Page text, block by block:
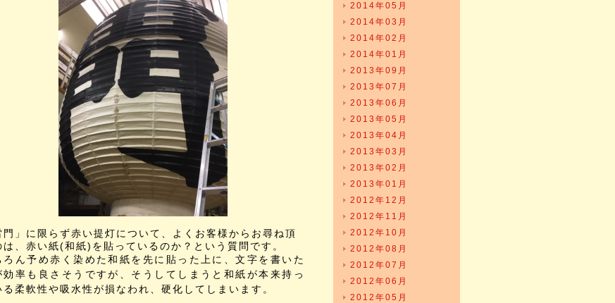
門」に限らず赤い提灯について、よくお客様からお尋ね頂
は、赤い紙(和紙)を貼っているのか？という質問です。
ろん予め赤く染めた和紙を先に貼った上に、文字を書いた
効率も良さそうですが、そうしてしまうと和紙が本来持っ
る柔軟性や吸水性が損なわれ、硬化してしまいます。
2014年05月
2014年03月
2014年02月
2014年01月
2013年09月
2013年07月
2013年06月
2013年05月
2013年04月
2013年03月
2013年02月
2013年01月
2012年12月
2012年11月
2012年10月
2012年08月
2012年07月
2012年06月
2012年05月